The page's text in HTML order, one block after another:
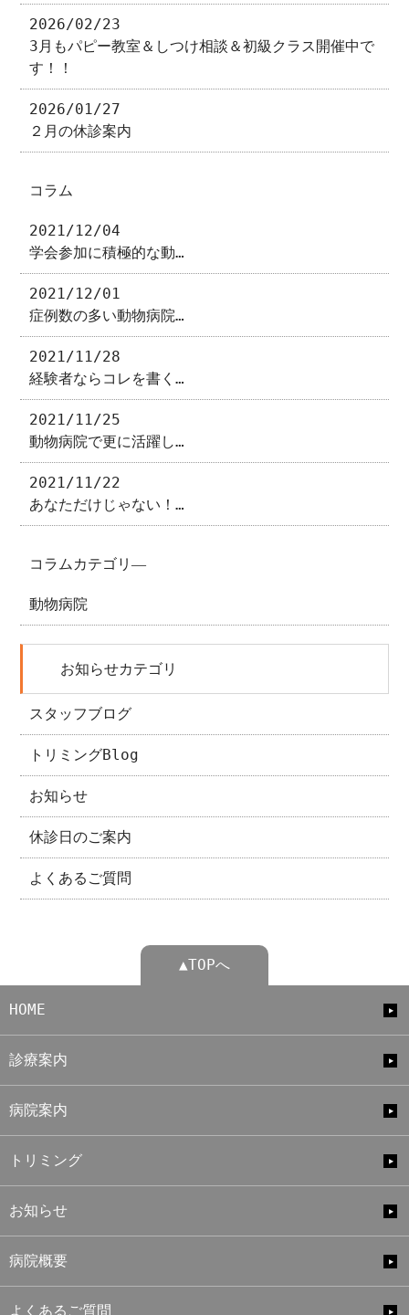
2026/02/23
3月もパピー教室＆しつけ相談＆初級クラス開催中で
す！！
2026/01/27
２月の休診案内
コラム
2021/12/04
学会参加に積極的な動…
2021/12/01
症例数の多い動物病院…
2021/11/28
経験者ならコレを書く…
2021/11/25
動物病院で更に活躍し…
2021/11/22
あなただけじゃない！…
コラムカテゴリ―
動物病院
お知らせカテゴリ
スタッフブログ
トリミングBlog
お知らせ
休診日のご案内
よくあるご質問
▲TOPへ
HOME
診療案内
病院案内
トリミング
お知らせ
病院概要
よくあるご質問